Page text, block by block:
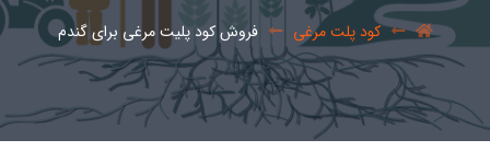
کود پلت مرغی فروش کود پلیت مرغی برای گندم